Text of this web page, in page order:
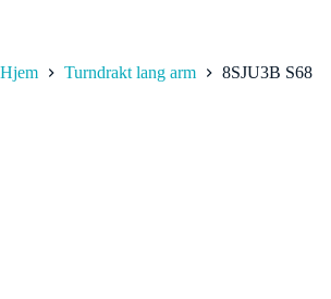
Hjem Turndrakt lang arm 8SJU3B S68